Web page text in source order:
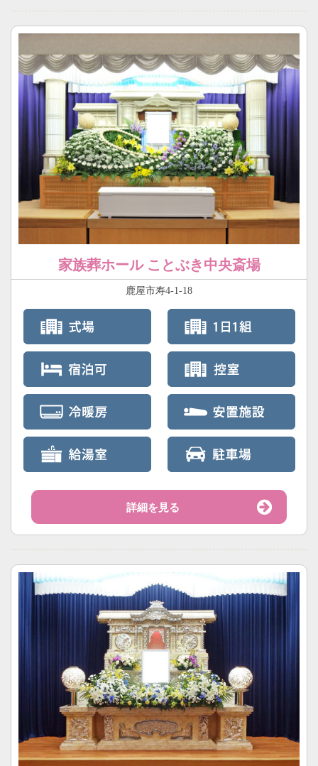
家族葬ホール ことぶき中央斎場
鹿屋市寿4-1-18
詳細を見る